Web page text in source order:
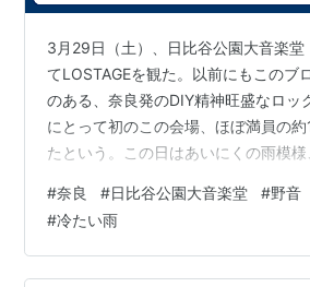
3月29日（土）、日比谷公園大音楽堂
てLOSTAGEを観た。以前にもこのブ
のある、奈良発のDIY精神旺盛なロッ
にとって初のこの会場、ほぼ満員の
たという。この日はあいにくの雨模様
ョに身を包むことになった。そのうえ
ライヴ中の気温は5℃程度だったよう
先も冷え切り、脚も氷のようになり
#奈良 #日比谷公園大音楽堂 #野音
#冷たい雨